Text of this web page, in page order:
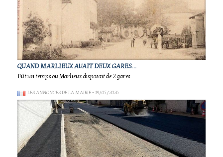
QUAND MARLIEUX AVAIT DEUX GARES...
Fût un temps ou Marlieux disposait de 2 gares....
LES ANNONCES DE LA MAIRIE- 19/05/2026